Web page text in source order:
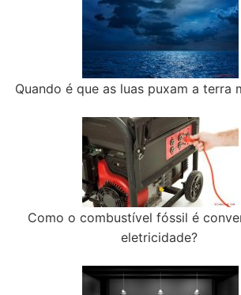
Quando é que as luas puxam a terra
Como o combustível fóssil é
eletricidade?